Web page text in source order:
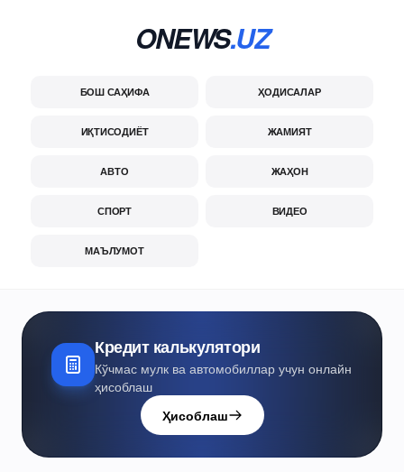
ONEWS.UZ
БОШ САҲИФА ҲОДИСАЛАР
ИҚТИСОДИЁТ ЖАМИЯТ
АВТО ЖАҲОН
СПОРТ ВИДЕО
МАЪЛУМОТ
Кредит калькулятори
Кўчмас мулк ва автомобиллар учун онлайн
ҳисоблаш
Ҳисоблаш